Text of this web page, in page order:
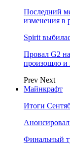
Последний
изменения в
Spirit
Провал G2
произошло и
Prev Next
Майнкрафт
Итоги
Финальный